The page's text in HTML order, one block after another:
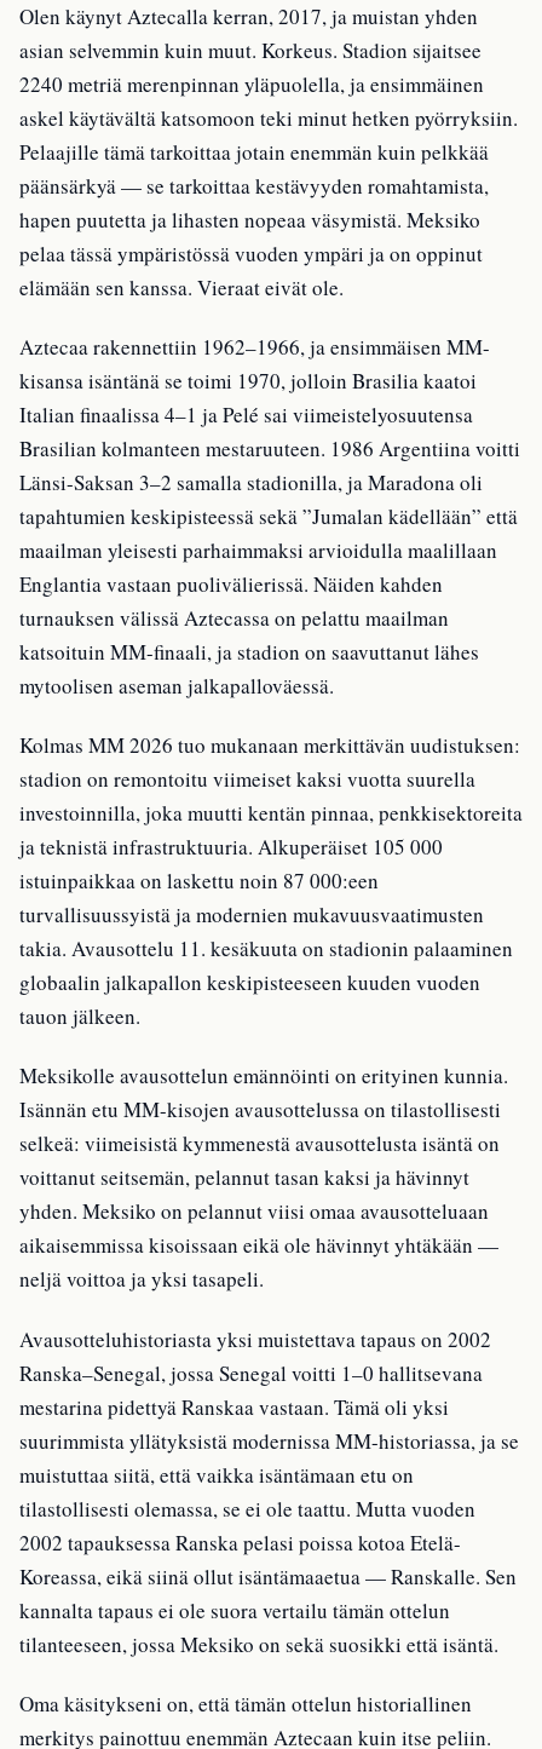
Olen käynyt Aztecalla kerran, 2017, ja muistan yhden
asian selvemmin kuin muut. Korkeus. Stadion sijaitsee
2240 metriä merenpinnan yläpuolella, ja ensimmäinen
askel käytävältä katsomoon teki minut hetken pyörryksiin.
Pelaajille tämä tarkoittaa jotain enemmän kuin pelkkää
päänsärkyä — se tarkoittaa kestävyyden romahtamista,
hapen puutetta ja lihasten nopeaa väsymistä. Meksiko
pelaa tässä ympäristössä vuoden ympäri ja on oppinut
elämään sen kanssa. Vieraat eivät ole.
Aztecaa rakennettiin 1962–1966, ja ensimmäisen MM-
kisansa isäntänä se toimi 1970, jolloin Brasilia kaatoi
Italian finaalissa 4–1 ja Pelé sai viimeistelyosuutensa
Brasilian kolmanteen mestaruuteen. 1986 Argentiina voitti
Länsi-Saksan 3–2 samalla stadionilla, ja Maradona oli
tapahtumien keskipisteessä sekä ”Jumalan kädellään” että
maailman yleisesti parhaimmaksi arvioidulla maalillaan
Englantia vastaan puolivälierissä. Näiden kahden
turnauksen välissä Aztecassa on pelattu maailman
katsoituin MM-finaali, ja stadion on saavuttanut lähes
mytoolisen aseman jalkapalloväessä.
Kolmas MM 2026 tuo mukanaan merkittävän uudistuksen:
stadion on remontoitu viimeiset kaksi vuotta suurella
investoinnilla, joka muutti kentän pinnaa, penkkisektoreita
ja teknistä infrastruktuuria. Alkuperäiset 105 000
istuinpaikkaa on laskettu noin 87 000:een
turvallisuussyistä ja modernien mukavuusvaatimusten
takia. Avausottelu 11. kesäkuuta on stadionin palaaminen
globaalin jalkapallon keskipisteeseen kuuden vuoden
tauon jälkeen.
Meksikolle avausottelun emännöinti on erityinen kunnia.
Isännän etu MM-kisojen avausottelussa on tilastollisesti
selkeä: viimeisistä kymmenestä avausottelusta isäntä on
voittanut seitsemän, pelannut tasan kaksi ja hävinnyt
yhden. Meksiko on pelannut viisi omaa avausotteluaan
aikaisemmissa kisoissaan eikä ole hävinnyt yhtäkään —
neljä voittoa ja yksi tasapeli.
Avausotteluhistoriasta yksi muistettava tapaus on 2002
Ranska–Senegal, jossa Senegal voitti 1–0 hallitsevana
mestarina pidettyä Ranskaa vastaan. Tämä oli yksi
suurimmista yllätyksistä modernissa MM-historiassa, ja se
muistuttaa siitä, että vaikka isäntämaan etu on
tilastollisesti olemassa, se ei ole taattu. Mutta vuoden
2002 tapauksessa Ranska pelasi poissa kotoa Etelä-
Koreassa, eikä siinä ollut isäntämaaetua — Ranskalle. Sen
kannalta tapaus ei ole suora vertailu tämän ottelun
tilanteeseen, jossa Meksiko on sekä suosikki että isäntä.
Oma käsitykseni on, että tämän ottelun historiallinen
merkitys painottuu enemmän Aztecaan kuin itse peliin.